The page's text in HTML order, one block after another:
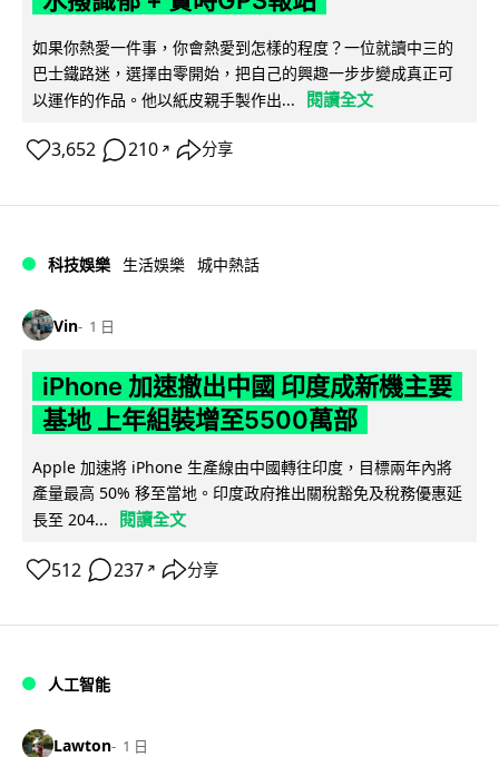
如果你熱愛一件事，你會熱愛到怎樣的程度？一位就讀中三的
巴士鐵路迷，選擇由零開始，把自己的興趣一步步變成真正可
以運作的作品。他以紙皮親手製作出...
閱讀全文
3,652 210 ↗ 分享
科技娛樂 生活娛樂 城中熱話
Vin 1 日
iPhone 加速撤出中國 印度成新機主要
基地 上年組裝增至5500萬部
Apple 加速將 iPhone 生產線由中國轉往印度，目標兩年內將
產量最高 50% 移至當地。印度政府推出關稅豁免及稅務優惠延
長至 204...
閱讀全文
512 237 ↗ 分享
人工智能
Lawton 1 日